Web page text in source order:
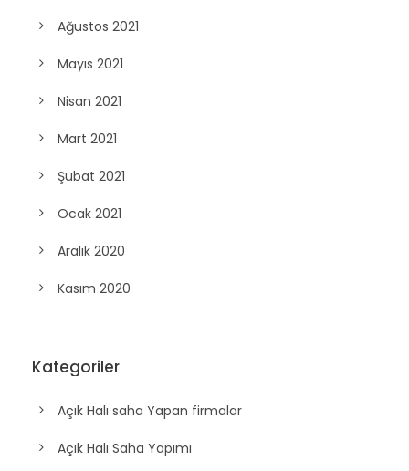
Ağustos 2021
Mayıs 2021
Nisan 2021
Mart 2021
Şubat 2021
Ocak 2021
Aralık 2020
Kasım 2020
Kategoriler
Açık Halı saha Yapan firmalar
Açık Halı Saha Yapımı